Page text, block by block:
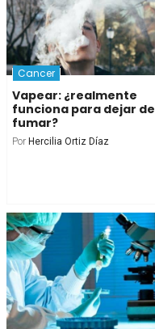
Cancer
Vapear: ¿realmente
funciona para dejar de
fumar?
Por Hercilia Ortiz Díaz